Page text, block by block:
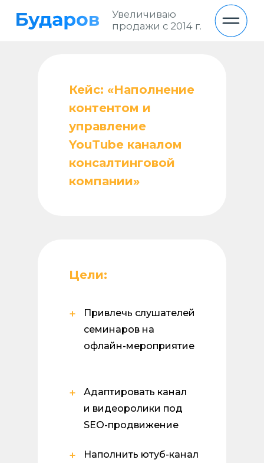
Увеличиваю
продажи с 2014 г.
Привлечь слушателей
семинаров на
офлайн-мероприятие
Кейс: «Наполнение
контентом и
управление
YouTube каналом
консалтинговой
компании»
Цели:
Адаптировать канал
и видеоролики под
SEO-продвижение
+
+
Наполнить ютуб-канал
+